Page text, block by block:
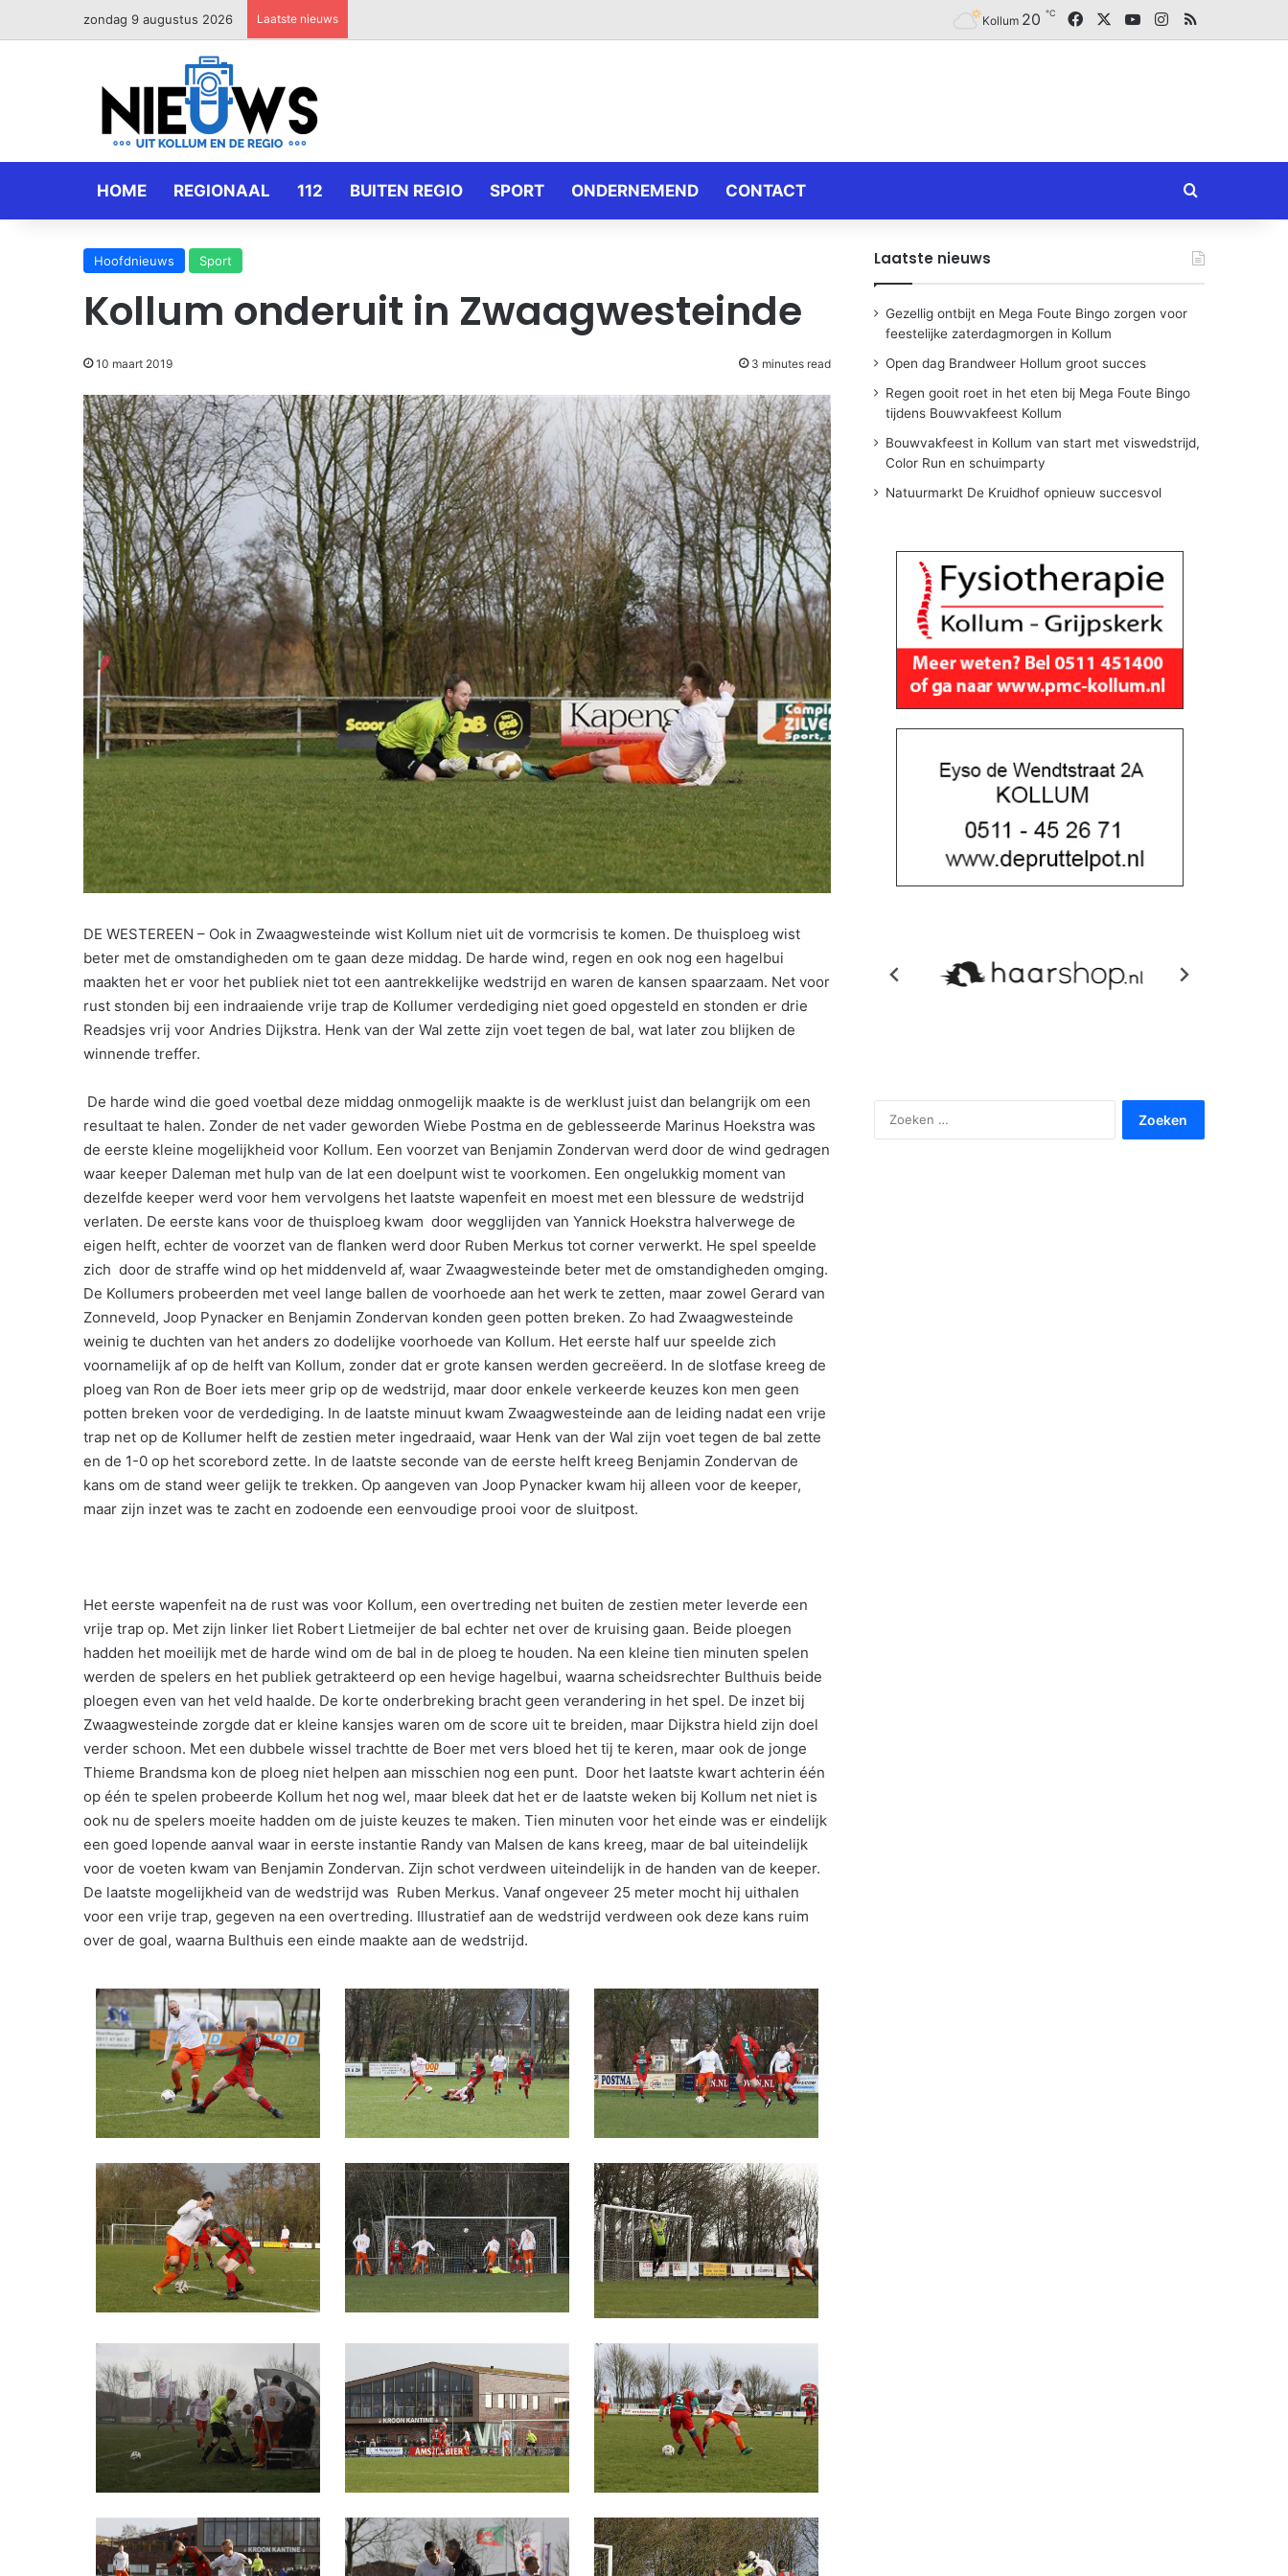
zondag 9 augustus 2026 Laatste nieuws Kollum 20 ℃ FacebookYouTubeInstagram
RSS
HOME REGIONAAL 112 BUITEN REGIO SPORT ONDERNEMEND CONTACT Zoeken naar
Hoofdnieuws Sport
Kollum onderuit in Zwaagwesteinde
10 maart 2019 3 minutes read
DE WESTEREEN – Ook in Zwaagwesteinde wist Kollum niet uit de vormcrisis te komen. De thuisploeg wist
beter met de omstandigheden om te gaan deze middag. De harde wind, regen en ook nog een hagelbui
maakten het er voor het publiek niet tot een aantrekkelijke wedstrijd en waren de kansen spaarzaam. Net voor
rust stonden bij een indraaiende vrije trap de Kollumer verdediging niet goed opgesteld en stonden er drie
Readsjes vrij voor Andries Dijkstra. Henk van der Wal zette zijn voet tegen de bal, wat later zou blijken de
winnende treffer.
De harde wind die goed voetbal deze middag onmogelijk maakte is de werklust juist dan belangrijk om een
resultaat te halen. Zonder de net vader geworden Wiebe Postma en de geblesseerde Marinus Hoekstra was
de eerste kleine mogelijkheid voor Kollum. Een voorzet van Benjamin Zondervan werd door de wind gedragen
waar keeper Daleman met hulp van de lat een doelpunt wist te voorkomen. Een ongelukkig moment van
dezelfde keeper werd voor hem vervolgens het laatste wapenfeit en moest met een blessure de wedstrijd
verlaten. De eerste kans voor de thuisploeg kwam door wegglijden van Yannick Hoekstra halverwege de
eigen helft, echter de voorzet van de flanken werd door Ruben Merkus tot corner verwerkt. He spel speelde
zich door de straffe wind op het middenveld af, waar Zwaagwesteinde beter met de omstandigheden omging.
De Kollumers probeerden met veel lange ballen de voorhoede aan het werk te zetten, maar zowel Gerard van
Zonneveld, Joop Pynacker en Benjamin Zondervan konden geen potten breken. Zo had Zwaagwesteinde
weinig te duchten van het anders zo dodelijke voorhoede van Kollum. Het eerste half uur speelde zich
voornamelijk af op de helft van Kollum, zonder dat er grote kansen werden gecreëerd. In de slotfase kreeg de
ploeg van Ron de Boer iets meer grip op de wedstrijd, maar door enkele verkeerde keuzes kon men geen
potten breken voor de verdediging. In de laatste minuut kwam Zwaagwesteinde aan de leiding nadat een vrije
trap net op de Kollumer helft de zestien meter ingedraaid, waar Henk van der Wal zijn voet tegen de bal zette
en de 1-0 op het scorebord zette. In de laatste seconde van de eerste helft kreeg Benjamin Zondervan de
kans om de stand weer gelijk te trekken. Op aangeven van Joop Pynacker kwam hij alleen voor de keeper,
maar zijn inzet was te zacht en zodoende een eenvoudige prooi voor de sluitpost.
Het eerste wapenfeit na de rust was voor Kollum, een overtreding net buiten de zestien meter leverde een
vrije trap op. Met zijn linker liet Robert Lietmeijer de bal echter net over de kruising gaan. Beide ploegen
hadden het moeilijk met de harde wind om de bal in de ploeg te houden. Na een kleine tien minuten spelen
werden de spelers en het publiek getrakteerd op een hevige hagelbui, waarna scheidsrechter Bulthuis beide
ploegen even van het veld haalde. De korte onderbreking bracht geen verandering in het spel. De inzet bij
Zwaagwesteinde zorgde dat er kleine kansjes waren om de score uit te breiden, maar Dijkstra hield zijn doel
verder schoon. Met een dubbele wissel trachtte de Boer met vers bloed het tij te keren, maar ook de jonge
Thieme Brandsma kon de ploeg niet helpen aan misschien nog een punt. Door het laatste kwart achterin één
op één te spelen probeerde Kollum het nog wel, maar bleek dat het er de laatste weken bij Kollum net niet is
ook nu de spelers moeite hadden om de juiste keuzes te maken. Tien minuten voor het einde was er eindelijk
een goed lopende aanval waar in eerste instantie Randy van Malsen de kans kreeg, maar de bal uiteindelijk
voor de voeten kwam van Benjamin Zondervan. Zijn schot verdween uiteindelijk in de handen van de keeper.
De laatste mogelijkheid van de wedstrijd was Ruben Merkus. Vanaf ongeveer 25 meter mocht hij uithalen
voor een vrije trap, gegeven na een overtreding. Illustratief aan de wedstrijd verdween ook deze kans ruim
over de goal, waarna Bulthuis een einde maakte aan de wedstrijd.
Laatste nieuws
Gezellig ontbijt en Mega Foute Bingo zorgen voor
feestelijke zaterdagmorgen in Kollum
Open dag Brandweer Hollum groot succes
Regen gooit roet in het eten bij Mega Foute Bingo
tijdens Bouwvakfeest Kollum
Bouwvakfeest in Kollum van start met viswedstrijd,
Color Run en schuimparty
Natuurmarkt De Kruidhof opnieuw succesvol
naar: